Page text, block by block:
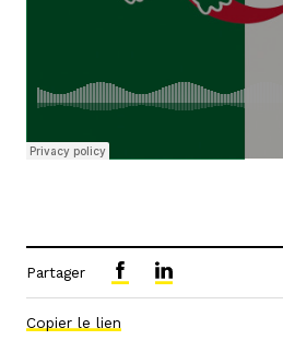
Partager
Copier le lien